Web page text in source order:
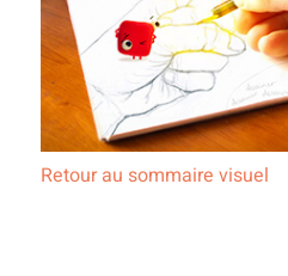
Retour au sommaire visuel